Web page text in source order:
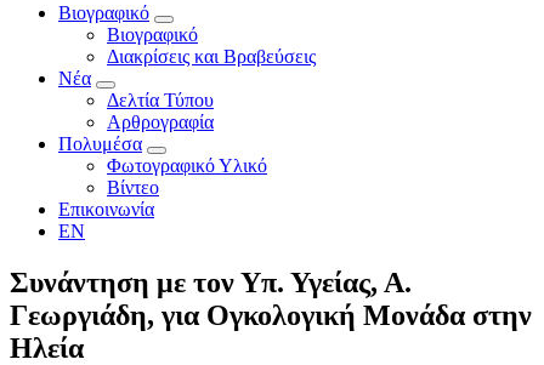
Βιογραφικό
Βιογραφικό
Διακρίσεις και Βραβεύσεις
Νέα
Δελτία Τύπου
Αρθρογραφία
Πολυμέσα
Φωτογραφικό Υλικό
Βίντεο
Επικοινωνία
EN
Συνάντηση με τον Υπ. Υγείας, Α.
Γεωργιάδη, για Ογκολογική Μονάδα στην
Ηλεία